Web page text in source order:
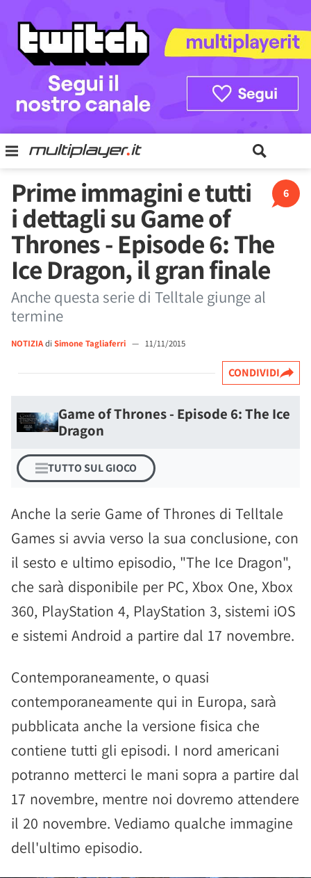
6
Prime immagini e tutti
i dettagli su Game of
Thrones - Episode 6: The
Ice Dragon, il gran finale
Anche questa serie di Telltale giunge al
termine
NOTIZIAdi Simone Tagliaferri — 11/11/2015
CONDIVIDI
Game of Thrones - Episode 6: The Ice
Dragon
TUTTO SUL GIOCO
Anche la serie Game of Thrones di Telltale
Games si avvia verso la sua conclusione, con
il sesto e ultimo episodio, "The Ice Dragon",
che sarà disponibile per PC, Xbox One, Xbox
360, PlayStation 4, PlayStation 3, sistemi iOS
e sistemi Android a partire dal 17 novembre.
Contemporaneamente, o quasi
contemporaneamente qui in Europa, sarà
pubblicata anche la versione fisica che
contiene tutti gli episodi. I nord americani
potranno metterci le mani sopra a partire dal
17 novembre, mentre noi dovremo attendere
il 20 novembre. Vediamo qualche immagine
dell'ultimo episodio.